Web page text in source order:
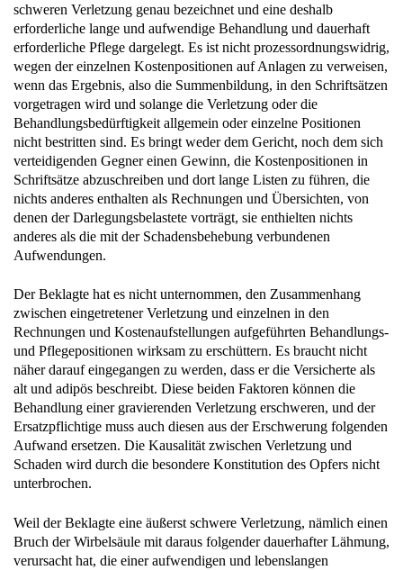
schweren Verletzung genau bezeichnet und eine deshalb
erforderliche lange und aufwendige Behandlung und dauerhaft
erforderliche Pflege dargelegt. Es ist nicht prozessordnungswidrig,
wegen der einzelnen Kostenpositionen auf Anlagen zu verweisen,
wenn das Ergebnis, also die Summenbildung, in den Schriftsätzen
vorgetragen wird und solange die Verletzung oder die
Behandlungsbedürftigkeit allgemein oder einzelne Positionen
nicht bestritten sind. Es bringt weder dem Gericht, noch dem sich
verteidigenden Gegner einen Gewinn, die Kostenpositionen in
Schriftsätze abzuschreiben und dort lange Listen zu führen, die
nichts anderes enthalten als Rechnungen und Übersichten, von
denen der Darlegungsbelastete vorträgt, sie enthielten nichts
anderes als die mit der Schadensbehebung verbundenen
Aufwendungen.
Der Beklagte hat es nicht unternommen, den Zusammenhang
zwischen eingetretener Verletzung und einzelnen in den
Rechnungen und Kostenaufstellungen aufgeführten Behandlungs-
und Pflegepositionen wirksam zu erschüttern. Es braucht nicht
näher darauf eingegangen zu werden, dass er die Versicherte als
alt und adipös beschreibt. Diese beiden Faktoren können die
Behandlung einer gravierenden Verletzung erschweren, und der
Ersatzpflichtige muss auch diesen aus der Erschwerung folgenden
Aufwand ersetzen. Die Kausalität zwischen Verletzung und
Schaden wird durch die besondere Konstitution des Opfers nicht
unterbrochen.
Weil der Beklagte eine äußerst schwere Verletzung, nämlich einen
Bruch der Wirbelsäule mit daraus folgender dauerhafter Lähmung,
verursacht hat, die einer aufwendigen und lebenslangen